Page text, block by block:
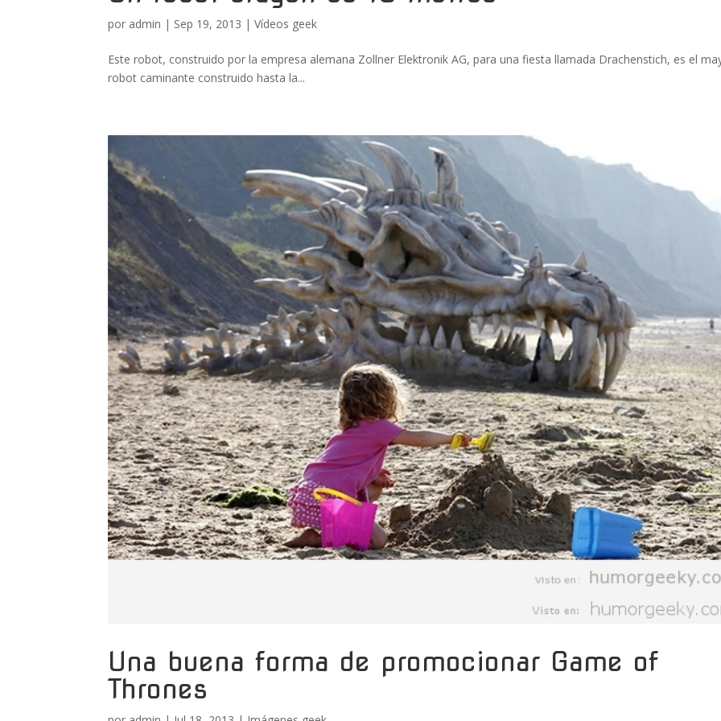
por admin | Sep 19, 2013 |Vídeos geek
Este robot, construido por la empresa alemana Zollner Elektronik AG, para una fiesta llamada Drachenstich, es el
robot caminante construido hasta la...
Una buena forma de promocionar Game of
Thrones